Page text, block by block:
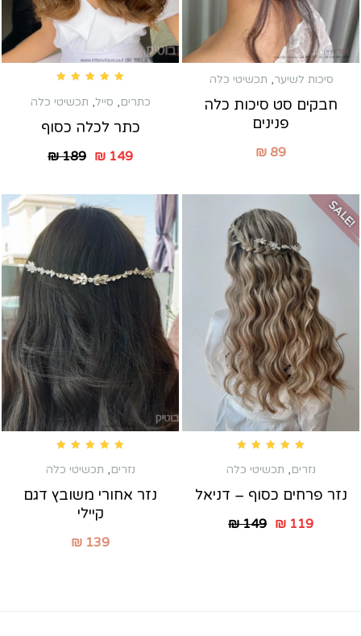
סיכות לשיער, תכשיטי כלה
חבקים סט סיכות כלה
פנינים
₪ 89
כתרים, סייל, תכשיטי כלה
כתר לכלה כסוף
₪189 ₪149
SALE!
נזרים, תכשיטי כלה
נזר פרחים כסוף – דניאל
₪149 ₪119
נזרים, תכשיטי כלה
נזר אחורי משובץ דגם
קיילי
₪ 139